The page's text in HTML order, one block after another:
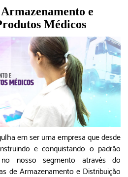
e
Médicos
em ser uma empresa que desde
e conquistando o padrão
nosso segmento através do
de Armazenamento e Distribuição